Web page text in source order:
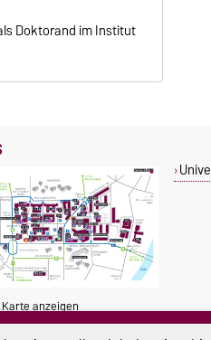
Doktorand im Institut
anzeigen